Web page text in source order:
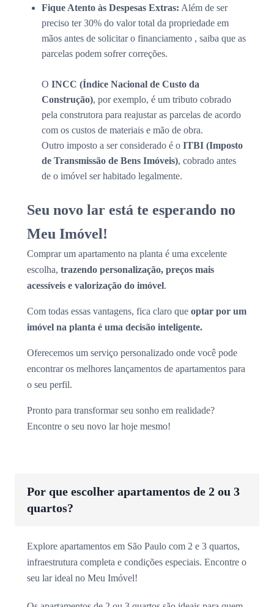
Fique Atento às Despesas Extras: Além de ser
preciso ter 30% do valor total da propriedade em
mãos antes de solicitar o financiamento , saiba que as
parcelas podem sofrer correções.
O INCC (Índice Nacional de Custo da
Construção), por exemplo, é um tributo cobrado
pela construtora para reajustar as parcelas de acordo
com os custos de materiais e mão de obra.
Outro imposto a ser considerado é o ITBI (Imposto
de Transmissão de Bens Imóveis), cobrado antes
de o imóvel ser habitado legalmente.
Seu novo lar está te esperando no
Meu Imóvel!
Comprar um apartamento na planta é uma excelente
escolha, trazendo personalização, preços mais
acessíveis e valorização do imóvel.
Com todas essas vantagens, fica claro que optar por um
imóvel na planta é uma decisão inteligente.
Oferecemos um serviço personalizado onde você pode
encontrar os melhores lançamentos de apartamentos para
o seu perfil.
Pronto para transformar seu sonho em realidade?
Encontre o seu novo lar hoje mesmo!
Por que escolher apartamentos de 2 ou 3
quartos?
Explore apartamentos em São Paulo com 2 e 3 quartos,
infraestrutura completa e condições especiais. Encontre o
seu lar ideal no Meu Imóvel!